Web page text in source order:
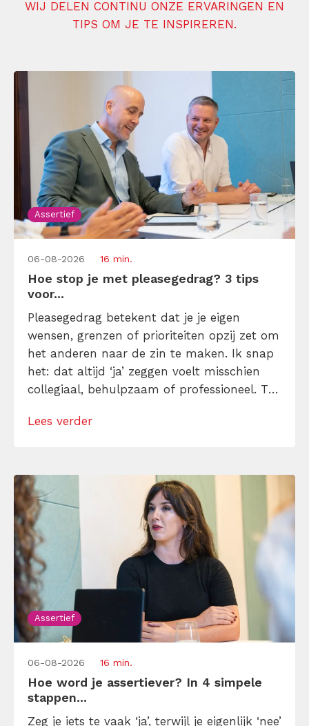
WIJ DELEN CONTINU ONZE ERVARINGEN EN
TIPS OM JE TE INSPIREREN.
Assertief
06-08-2026 16 min.
Hoe stop je met pleasegedrag? 3 tips
voor...
Pleasegedrag betekent dat je je eigen
wensen, grenzen of prioriteiten opzij zet om
het anderen naar de zin te maken. Ik snap
het: dat altijd ‘ja’ zeggen voelt misschien
collegiaal, behulpzaam of professioneel. Tot
andermans prioriteiten en je eigen werk
[…]
Lees verder
Assertief
06-08-2026 16 min.
Hoe word je assertiever? In 4 simpele
stappen...
Zeg je iets te vaak ‘ja’, terwijl je eigenlijk ‘nee’